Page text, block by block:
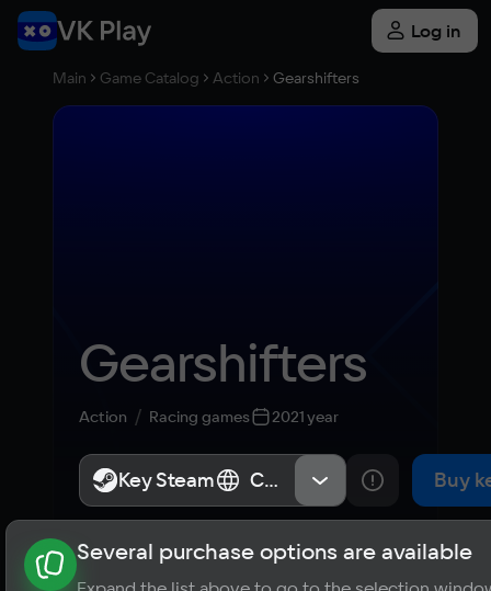
Log in
Main Game Catalog Action Gearshifters
Gearshifters
Action Racing games 2021 year
Key Steam СНГ, Россия Buy
About the game News Requirements
Key Steam СНГ, Россия
Several purchase options are available